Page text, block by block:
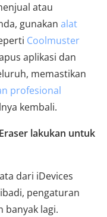
atau
gunakan alat
Coolmuster
aplikasi dan
memastikan
profesional
kembali.
lakukan untuk
dari iDevices
pengaturan
banyak lagi.